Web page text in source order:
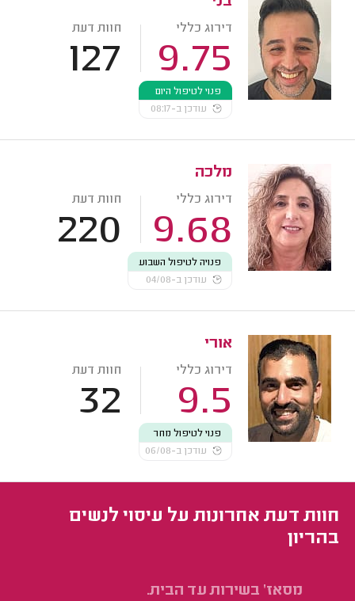
דירוג כללי
9.75
חוות דעת
127
פנוי לטיפול היום
עודכן ב-08:17
מלכה
דירוג כללי
9.68
חוות דעת
220
פנויה לטיפול השבוע
עודכן ב-04/08
אורי
דירוג כללי
9.5
חוות דעת
32
פנוי לטיפול מחר
עודכן ב-06/08
חוות דעת אחרונות על עיסוי לנשים
בהריון
מסאז' בשירות עד הבית.